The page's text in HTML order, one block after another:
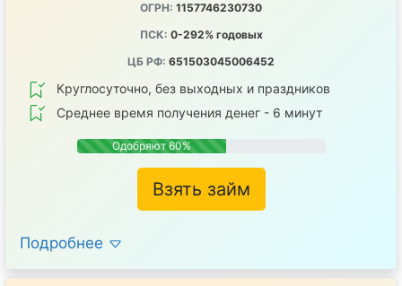
ОГРН: 1157746230730
ПСК: 0-292% годовых
ЦБ РФ: 651503045006452
Круглосуточно, без выходных и праздников
Среднее время получения денег - 6 минут
Одобряют 60%
Взять займ
Подробнее